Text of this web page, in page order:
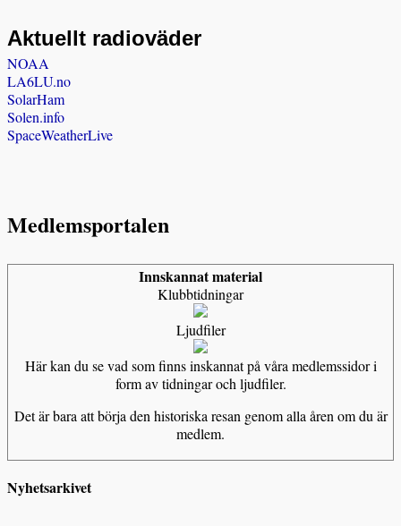
Aktuellt radioväder
NOAA
LA6LU.no
SolarHam
Solen.info
SpaceWeatherLive
Medlemsportalen
Innskannat material
Klubbtidningar
Ljudfiler
Här kan du se vad som finns inskannat på våra medlemssidor i
form av tidningar och ljudfiler.
Det är bara att börja den historiska resan genom alla åren om du är
medlem.
Nyhetsarkivet